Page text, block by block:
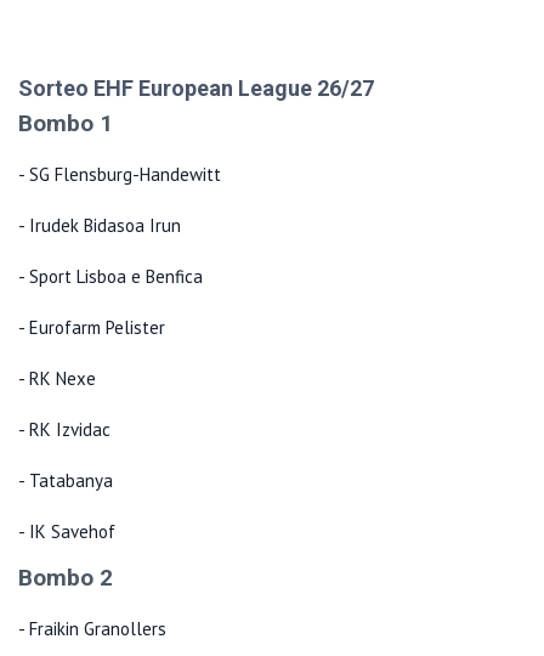
Sorteo EHF European League 26/27
Bombo 1
- SG Flensburg-Handewitt
- Irudek Bidasoa Irun
- Sport Lisboa e Benfica
- Eurofarm Pelister
- RK Nexe
- RK Izvidac
- Tatabanya
- IK Savehof
Bombo 2
- Fraikin Granollers